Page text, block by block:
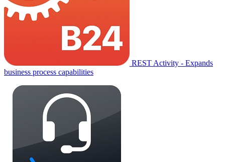
REST Activity - Expands
business process capabilities